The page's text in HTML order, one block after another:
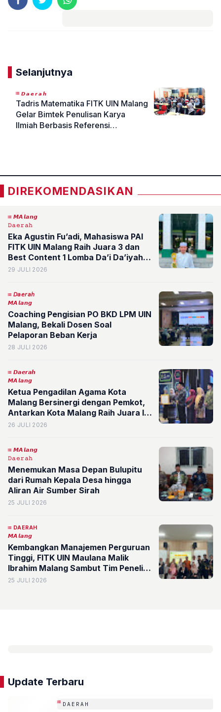
Selanjutnya
𝘿𝙖𝙚𝙧𝙖𝙝
Tadris Matematika FITK UIN Malang
Gelar Bimtek Penulisan Karya
Ilmiah Berbasis Referensi
DIREKOMENDASIKAN
𝙈𝘼𝙡𝙖𝙣𝙜
𝙳𝚊𝚎𝚛𝚊𝚑
Eka Agustin Fu’adi, Mahasiswa PAI
FITK UIN Malang Raih Juara 3 dan
Best Content 1 Lomba Da’i Da’iyah
Tingkat Nasional di UIN Sunan Kudus
29 JULI 2026
𝘋𝘢𝘦𝘳𝘢𝘩
𝙈𝘼𝙡𝙖𝙣𝙜
Coaching Pengisian PO BKD LPM UIN
Malang, Bekali Dosen Soal
Pelaporan Beban Kerja
28 JULI 2026
𝘿𝙖𝙚𝙧𝙖𝙝
𝙈𝘼𝙡𝙖𝙣𝙜
Ketua Pengadilan Agama Kota
Malang Bersinergi dengan Pemkot,
Antarkan Kota Malang Raih Juara I
PPA Award Jatim 2026
26 JULI 2026
𝙈𝘼𝙡𝙖𝙣𝙜
𝙳𝚊𝚎𝚛𝚊𝚑
Menemukan Masa Depan Bulupitu
dari Rumah Kepala Desa hingga
Aliran Air Sumber Sirah
25 JULI 2026
DAERAH
𝙈𝘼𝙡𝙖𝙣𝙜
Kembangkan Manajemen Perguruan
Tinggi, FITK UIN Maulana Malik
Ibrahim Malang Sambut Tim Peneliti
UIN Raden Intan Lampung
25 JULI 2026
Update Terbaru
DAERAH